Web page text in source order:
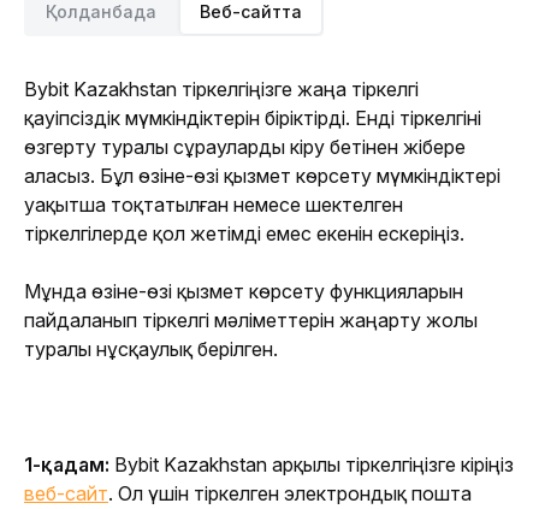
Қолданбада Веб-сайтта
Bybit Kazakhstan тіркелгіңізге жаңа тіркелгі
қауіпсіздік мүмкіндіктерін біріктірді. Енді тіркелгіні
өзгерту туралы сұрауларды кіру бетінен жібере
аласыз. Бұл өзіне-өзі қызмет көрсету мүмкіндіктері
уақытша тоқтатылған немесе шектелген
тіркелгілерде қол жетімді емес екенін ескеріңіз.
Мұнда өзіне-өзі қызмет көрсету функцияларын
пайдаланып тіркелгі мәліметтерін жаңарту жолы
туралы нұсқаулық берілген.
1-қадам:
веб-сайт. Ол үшін тіркелген электрондық пошта